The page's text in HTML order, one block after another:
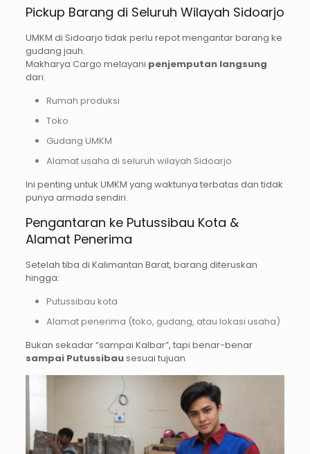
Pickup Barang di Seluruh Wilayah Sidoarjo
UMKM di Sidoarjo tidak perlu repot mengantar barang ke
gudang jauh.
Makharya Cargo melayani penjemputan langsung
dari:
Rumah produksi
Toko
Gudang UMKM
Alamat usaha di seluruh wilayah Sidoarjo
Ini penting untuk UMKM yang waktunya terbatas dan tidak
punya armada sendiri.
Pengantaran ke Putussibau Kota &
Alamat Penerima
Setelah tiba di Kalimantan Barat, barang diteruskan
hingga:
Putussibau kota
Alamat penerima (toko, gudang, atau lokasi usaha)
Bukan sekadar “sampai Kalbar”, tapi benar-benar
sampai Putussibausesuai tujuan.